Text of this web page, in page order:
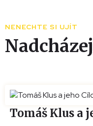
NENECHTE SI UJÍT
Tomáš Klus a